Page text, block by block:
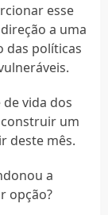
esse
a uma
das políticas
vida dos
um
deste mês.
a
opção?